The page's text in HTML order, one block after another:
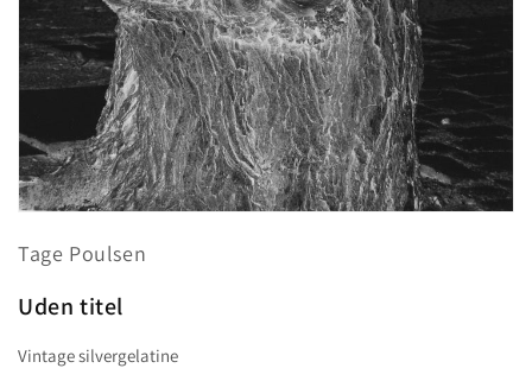
Tage Poulsen
Uden titel
Vintage silvergelatine